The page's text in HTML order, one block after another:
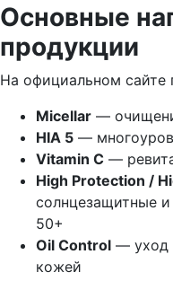
Основные
продукции
На официальном сайте
Micellar —
HIA 5 —
Vitamin C —
High Protection /
солнцезащитные и
50+
Oil Control — уход
кожей